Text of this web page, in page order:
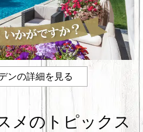
ンの詳細を見る
メのトピックス